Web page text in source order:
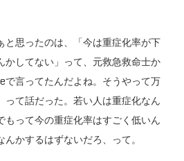
思ったのは、「今は重症化率が下
かしてない」って、元救急救命士か
で言ってたんだよね。そうやって万
って話だった。若い人は重症化なん
もって今の重症化率はすごく低いん
かするはずないだろ、って。